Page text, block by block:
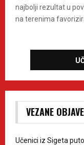
najbolji rezultat u
na terenima
VEZANE OBJAVE
Učenici iz Sigeta